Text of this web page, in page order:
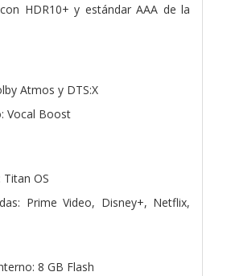
HDR10+ y estándar AAA de la
Atmos y DTS:X
Vocal Boost
OS
Prime Video, Disney+, Netflix,
8 GB Flash